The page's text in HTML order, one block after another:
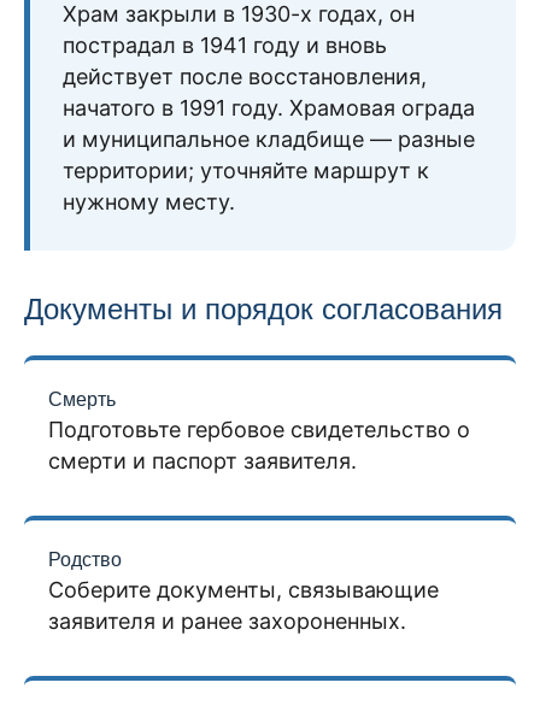
Храм закрыли в 1930-х годах, он
пострадал в 1941 году и вновь
действует после восстановления,
начатого в 1991 году. Храмовая ограда
и муниципальное кладбище — разные
территории; уточняйте маршрут к
нужному месту.
Документы и порядок согласования
Смерть
Подготовьте гербовое свидетельство о
смерти и паспорт заявителя.
Родство
Соберите документы, связывающие
заявителя и ранее захороненных.